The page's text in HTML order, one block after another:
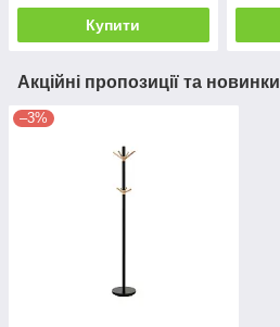
Купити
Акційні пропозиції та новинки
–3%